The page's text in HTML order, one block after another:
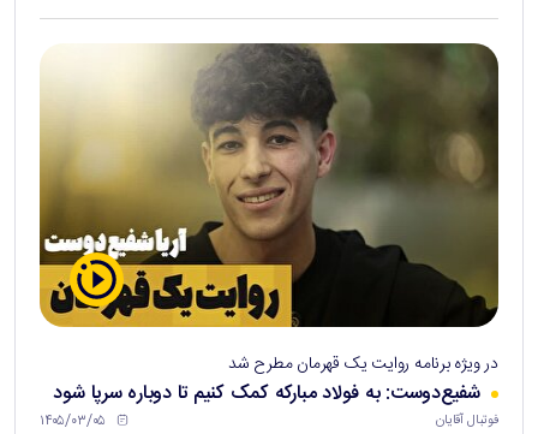
در ویژه برنامه روایت یک قهرمان مطرح شد
شفیع‌دوست: به فولاد مبارکه کمک کنیم تا دوباره سرپا شود
فوتبال آقایان ۱۴۰۵/۰۳/۰۵